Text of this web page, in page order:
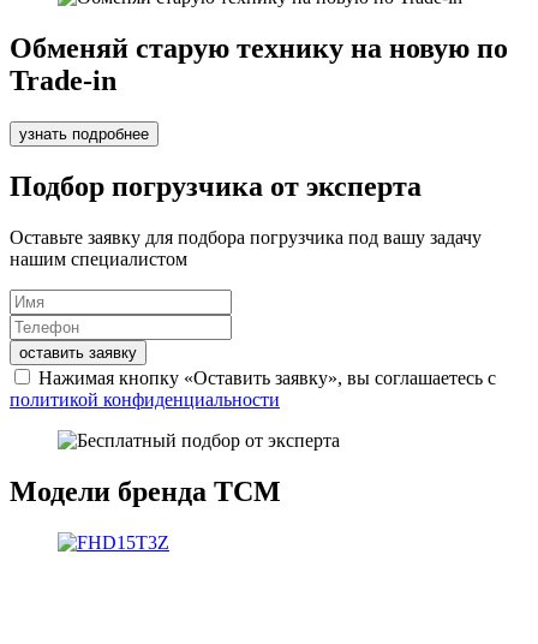
Обменяй старую технику на новую по
Trade-in
узнать подробнее
Подбор погрузчика от эксперта
Оставьте заявку для подбора погрузчика под вашу задачу
нашим специалистом
оставить заявку
Нажимая кнопку «Оставить заявку», вы соглашаетесь с
политикой конфиденциальности
Модели бренда TCM